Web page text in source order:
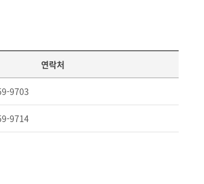
연락처
9703
9714